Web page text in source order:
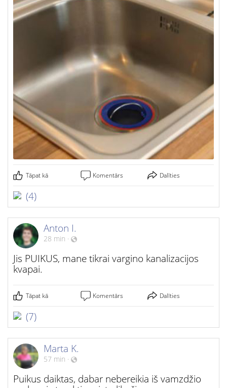
Tāpat kā Komentārs Dalīties
(4)
Anton I.
28 min ·
Jis PUIKUS, mane tikrai vargino kanalizacijos
kvapai.
Tāpat kā Komentārs Dalīties
(7)
Marta K.
57 min ·
Puikus daiktas, dabar nebereikia iš vamzdžio